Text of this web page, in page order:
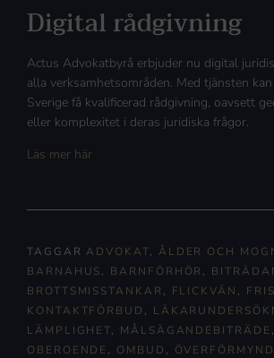
Digital rådgivning
Actus Advokatbyrå erbjuder nu digital
alla verksamhetsområden. Med tjänsten
Sverige få kvalificerad rådgivning, oavsett
eller komplexitet i deras juridiska frågor.
Läs mer här
TAGGAR ADVOKAT, ÅLDER OCH
BARNAHUS, BARNFÖRHÖR,
BROTTSMISSTANKAR, FLICKVÄN ,
KONTAKTFÖRBUD ,
LÄMPLIGHET, MÅLSÄGANDEBITRÄDE ,
OBEROENDE , OMBUD ,